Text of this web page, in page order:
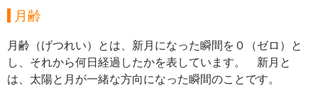
月齢
月齢（げつれい）とは、新月になった瞬間を０（ゼロ）と
し、それから何日経過したかを表しています。 新月と
は、太陽と月が一緒な方向になった瞬間のことです。